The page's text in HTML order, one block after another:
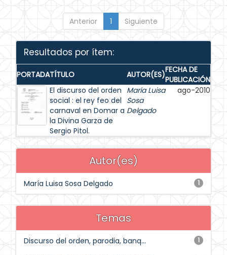
Anterior 1 Siguiente
Resultados por ítem:
PORTADATÍTULO AUTOR(ES)FECHA DE
PUBLICACIÓN
El discurso del orden
social : el rey feo del
carnaval en Domar a
la Divina Garza de
Sergio Pitol.
María Luisa
Sosa
Delgado
ago-2010
Autor(es)
1
María Luisa Sosa Delgado
Temas
1
Discurso del orden, parodia, banq...